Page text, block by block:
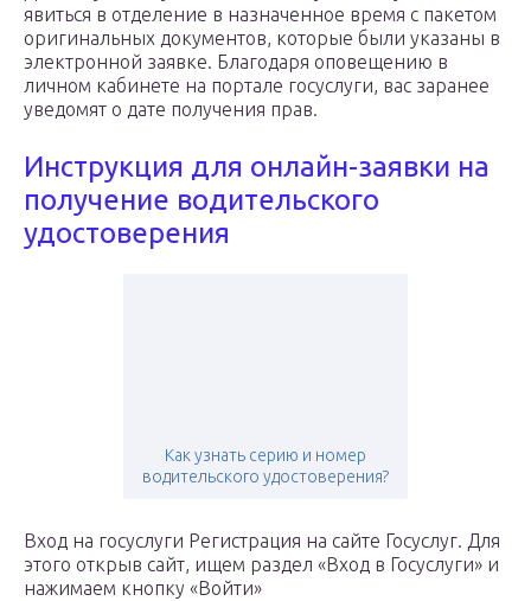
явиться в отделение в назначенное время с пакетом
оригинальных документов, которые были указаны в
электронной заявке. Благодаря оповещению в
личном кабинете на портале госуслуги, вас заранее
уведомят о дате получения прав.
Инструкция для онлайн-заявки на
получение водительского
удостоверения
Как узнать серию и номер
водительского удостоверения?
Вход на госуслуги Регистрация на сайте Госуслуг. Для
этого открыв сайт, ищем раздел «Вход в Госуслуги» и
нажимаем кнопку «Войти»